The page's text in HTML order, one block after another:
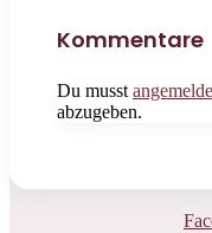
Kommentare
Du musst
abzugeben.